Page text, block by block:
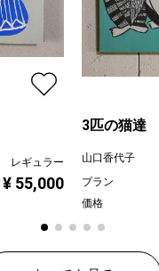
レギュラー
¥ 55,000
3匹の猫達
山口香代子
プラン
価格